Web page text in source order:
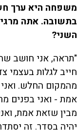
משפחה היא ערך
בתשובה. אתה
השני?
"תראה, אני חושב
חייב לגלות בעצמי
מהמקום החלש.
אמת - ואני בפנים
מבין שזאת אמת,
יהיה בסדר. זה